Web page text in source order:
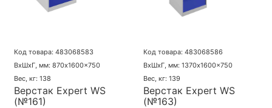
Код товара: 483068583
ВхШхГ, мм: 870x1600x750
Вес, кг: 138
Верстак Expert WS
(№161)
Код товара: 483068586
ВхШхГ, мм: 1370x1600x750
Вес, кг: 139
Верстак Expert WS
(№163)